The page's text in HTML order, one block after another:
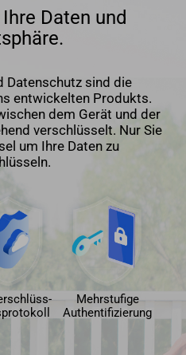
Daten und
Datenschutz sind die
entwickelten Produkts.
dem Gerät und der
verschlüsselt. Nur Sie
um Ihre Daten zu
Mehrstufige
Authentifizierung